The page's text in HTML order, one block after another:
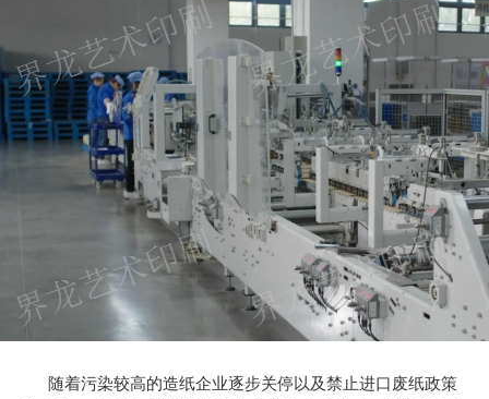
随着污染较高的造纸企业逐步关停以及禁止进口废纸政策